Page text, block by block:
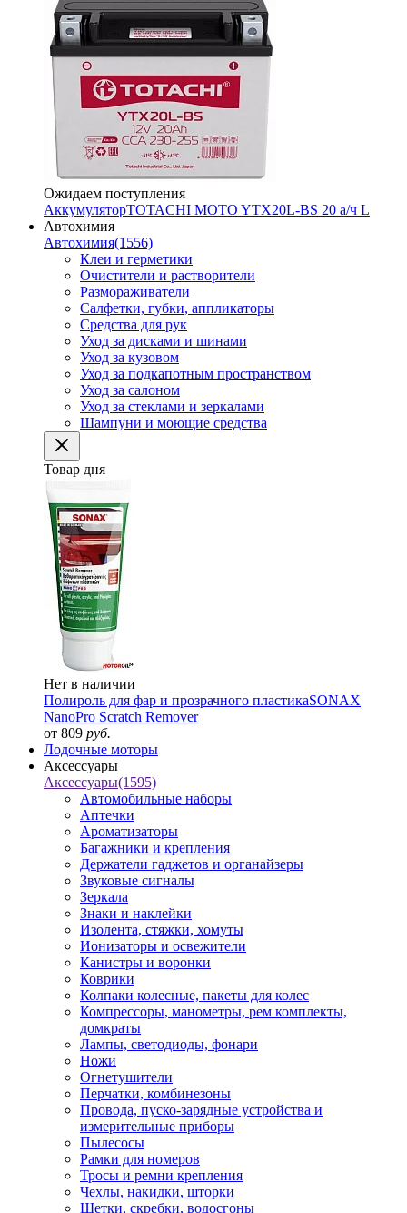
Ожидаем поступления
АккумуляторTOTACHI MOTO YTX20L-BS 20 а/ч L
Автохимия
Автохимия(1556)
Клеи и герметики
Очистители и растворители
Размораживатели
Салфетки, губки, аппликаторы
Средства для рук
Уход за дисками и шинами
Уход за кузовом
Уход за подкапотным пространством
Уход за салоном
Уход за стеклами и зеркалами
Шампуни и моющие средства
Товар дня
Нет в наличии
Полироль для фар и прозрачного пластикаSONAX
NanoPro Scratch Remover
от 809 руб.
Лодочные моторы
Аксессуары
Аксессуары(1595)
Автомобильные наборы
Аптечки
Ароматизаторы
Багажники и крепления
Держатели гаджетов и органайзеры
Звуковые сигналы
Зеркала
Знаки и наклейки
Изолента, стяжки, хомуты
Ионизаторы и освежители
Канистры и воронки
Коврики
Колпаки колесные, пакеты для колес
Компрессоры, манометры, рем комплекты,
домкраты
Лампы, светодиоды, фонари
Ножи
Огнетушители
Перчатки, комбинезоны
Провода, пуско-зарядные устройства и
измерительные приборы
Пылесосы
Рамки для номеров
Тросы и ремни крепления
Чехлы, накидки, шторки
Щетки, скребки, водосгоны